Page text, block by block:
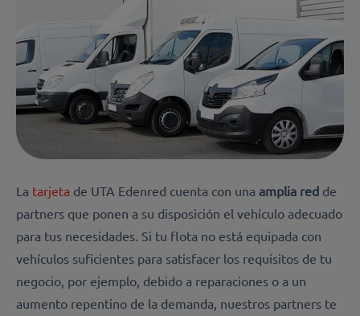
La tarjeta de UTA Edenred cuenta con una amplia red de
partners que ponen a su disposición el vehículo adecuado
para tus necesidades. Si tu flota no está equipada con
vehículos suficientes para satisfacer los requisitos de tu
negocio, por ejemplo, debido a reparaciones o a un
aumento repentino de la demanda, nuestros partners te